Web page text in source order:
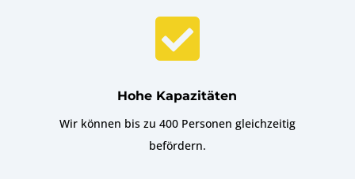

Hohe Kapazitäten
Wir können bis zu 400 Personen gleichzeitig
befördern.